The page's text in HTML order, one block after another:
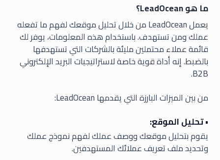
ما هو LeadOcean؟
يعمل LeadOcean من خلال تحليل موقعك لفهم ما تفعله
عملك ومن تستهدف. باستخدام هذه المعلومات، يوفر لك
قائمة عملاء محتملين مليئة بالشركات التي تستهدفها
بالضبط. إنه أداة قوية خاصة لاستراتيجيات البريد الإلكتروني
B2B.
من بين الميزات البارزة التي يقدمها LeadOcean:
• تحليل الموقع:
يقوم بتحليل موقعك ووصف عملك لفهم نموذج عملك
وتحديد ملف تعريف عملائك المستهدفين.